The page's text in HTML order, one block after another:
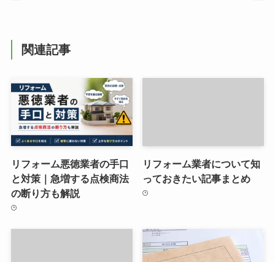
関連記事
リフォーム悪徳業者の手口
と対策｜急増する点検商法
の断り方も解説
リフォーム業者について知
っておきたい記事まとめ